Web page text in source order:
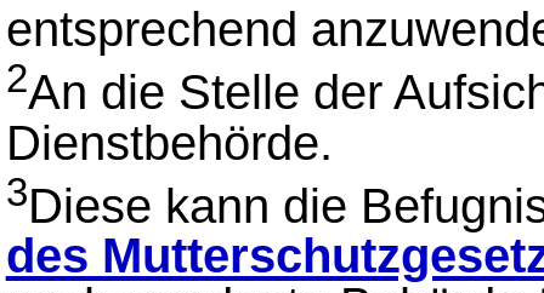
entsprechend
2An die Stelle der
Dienstbehörde.
3Diese kann die
des